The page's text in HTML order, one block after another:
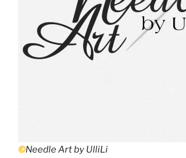
©Needle Art by UlliLi